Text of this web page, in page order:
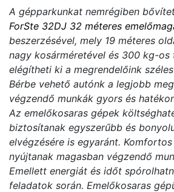
A gépparkunkat nemrégiben
ForSte 32DJ 32 méteres
beszerzésével, mely 19 méteres
nagy kosárméretével és 300 kg-os
elégítheti ki a megrendelőink
Bérbe vehető autónk a legjobb
végzendő munkák gyors és
Az emelőkosaras gépek
biztosítanak egyszerűbb és
elvégzésére is egyaránt.
nyújtanak magasban végzendő
Emellett energiát és időt
feladatok során. Emelőkosaras